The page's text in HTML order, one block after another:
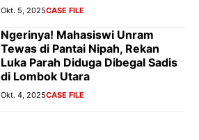
Okt. 5, 2025CASE FILE
Ngerinya! Mahasiswi Unram
Tewas di Pantai Nipah, Rekan
Luka Parah Diduga Dibegal Sadis
di Lombok Utara
Okt. 4, 2025CASE FILE